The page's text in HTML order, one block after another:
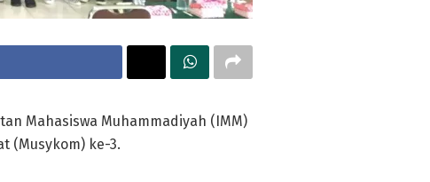
Mahasiswa Muhammadiyah (IMM)
(Musykom) ke-3.